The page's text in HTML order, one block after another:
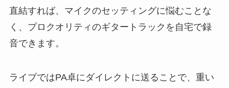
直結すれば、マイクのセッティングに悩むことな
く、プロクオリティのギタートラックを自宅で録
音できます。
ライブではPA卓にダイレクトに送ることで、重い